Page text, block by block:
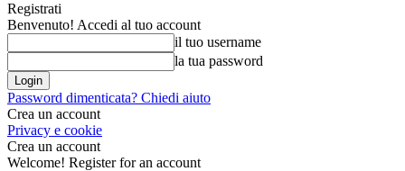
Registrati
Benvenuto! Accedi al tuo account
il tuo username
la tua password
Password dimenticata? Chiedi aiuto
Crea un account
Privacy e cookie
Crea un account
Welcome! Register for an account